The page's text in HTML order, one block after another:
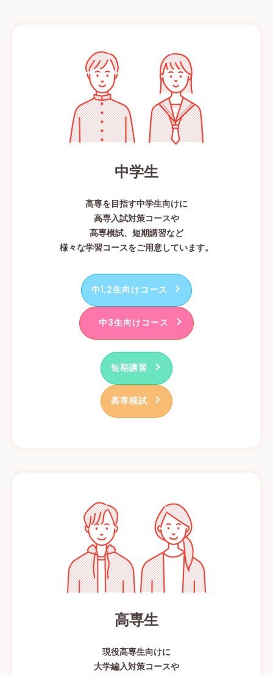
中学生
高専を目指す中学生向けに
高専入試対策コースや
高専模試、短期講習など
様々な学習コースをご用意しています。
中1,2生向けコース
中3生向けコース
短期講習
高専模試
高専生
現役高専生向けに
大学編入対策コースや